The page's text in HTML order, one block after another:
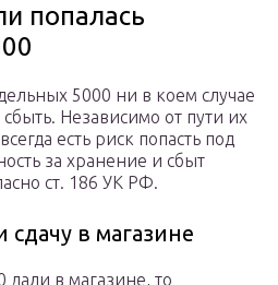
попалась
5000 ни в коем случае
сбыть. Независимо от пути их
есть риск попасть под
за хранение и сбыт
ст. 186 УК РФ.
в магазине
дали в магазине, то